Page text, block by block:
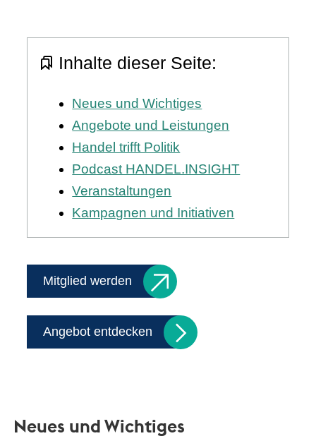
Inhalte dieser Seite:
Neues und Wichtiges
Angebote und Leistungen
Handel trifft Politik
Podcast HANDEL.INSIGHT
Veranstaltungen
Kampagnen und Initiativen
Mitglied werden
Angebot entdecken
Neues und Wichtiges